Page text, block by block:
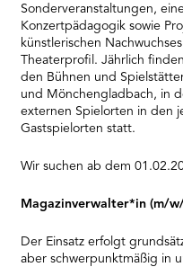
Sonderveranstaltungen,
Konzertpädagogik sowie
künstlerischen
Theaterprofil. Jährlich
den Bühnen und
und Mönchengladbach, in
externen Spielorten in den
Gastspielorten statt.
Wir suchen ab dem
Magazinverwalter*in (m/
Der Einsatz erfolgt
aber schwerpunktmäßig in